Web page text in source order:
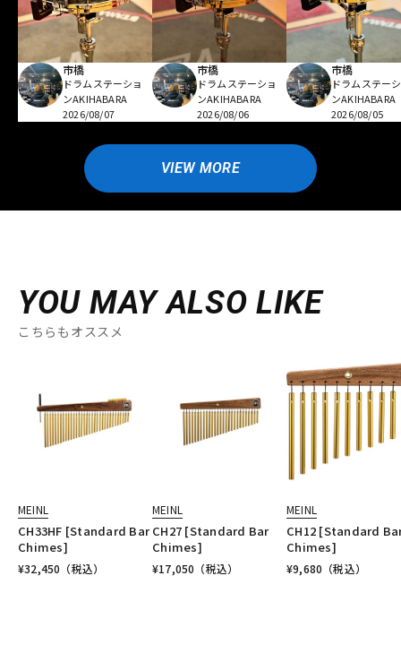
市橋
ドラムステーショ
ンAKIHABARA
2026/08/07
市橋
ドラムステーショ
ンAKIHABARA
2026/08/06
市橋
ドラムステー
ンAKIHABARA
2026/08/05
VIEW MORE
YOU MAY ALSO LIKE
こちらもオススメ
MEINL
CH33HF [Standard Bar
Chimes]
¥32,450 （税込）
MEINL
CH27 [Standard Bar
Chimes]
¥17,050 （税込）
MEINL
CH12 [Standard
Chimes]
¥9,680 （税込）